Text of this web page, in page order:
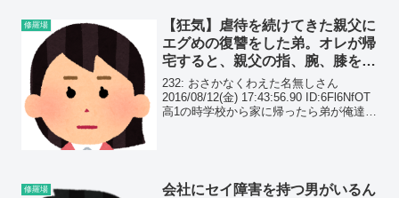
修羅場
【狂気】虐待を続けてきた親父に
エグめの復讐をした弟。オレが帰
宅すると、親父の指、腕、膝を全
ての骨を折り、泣きながら爆笑す
る弟の姿が…
232: おさかなくわえた名無しさん
2016/08/12(金) 17:43:56.90 ID:6Fl6NfOT
高1の時学校から家に帰ったら弟が俺達を
修羅場
会社にセイ障害を持つ男がいるん